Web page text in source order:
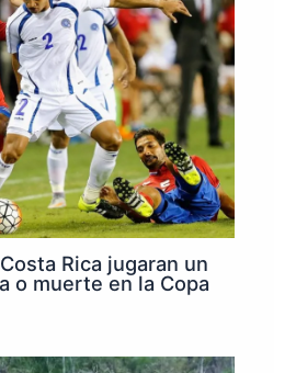
Rica jugaran un
o muerte en la Copa